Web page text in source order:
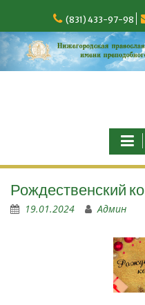
(831) 433-97-98
Рождественский
19.01.2024 Админ